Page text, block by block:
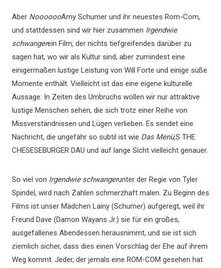
Aber NooooooAmy Schumer und ihr neuestes Rom-Com,
und stattdessen sind wir hier zusammen Irgendwie
schwangerein Film, der nichts tiefgreifendes darüber zu
sagen hat, wo wir als Kultur sind, aber zumindest eine
einigermaßen lustige Leistung von Will Forte und einige süße
Momente enthält. Vielleicht ist das eine eigene kulturelle
Aussage: In Zeiten des Umbruchs wollen wir nur attraktive
lustige Menschen sehen, die sich trotz einer Reihe von
Missverständnissen und Lügen verlieben. Es sendet eine
Nachricht, die ungefähr so ​​subtil ist wie Das Menü‚S THE
CHESESEBURGER DAU und auf lange Sicht vielleicht genauer.
So viel von Irgendwie schwangerunter der Regie von Tyler
Spindel, wird nach Zahlen schmerzhaft malen. Zu Beginn des
Films ist unser Mädchen Lainy (Schumer) aufgeregt, weil ihr
Freund Dave (Damon Wayans Jr.) sie für ein großes,
ausgefallenes Abendessen herausnimmt, und sie ist sich
ziemlich sicher, dass dies einen Vorschlag der Ehe auf ihrem
Weg kommt. Jeder, der jemals eine ROM-COM gesehen hat